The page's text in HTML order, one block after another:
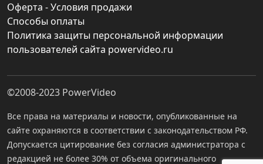
Оферта - Условия продажи
Способы оплаты
Политика защиты персональной информации
пользователей сайта powervideo.ru
©2008-2023 PowerVideo
Все права на материалы и новости, опубликованные на
сайте охраняются в соответствии с законодательством РФ.
Допускается цитирование без согласия администратора с
редакцией не более 30% от объема оригинального